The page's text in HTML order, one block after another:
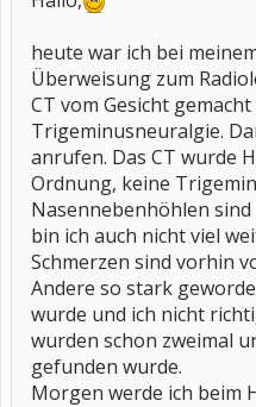
heute war ich bei
Überweisung zum
CT vom Gesicht
Trigeminusneuralgie.
anrufen. Das CT wurde
Ordnung, keine
Nasennebenhöhlen
bin ich auch nicht viel
Schmerzen sind vorhin
Andere so stark
wurde und ich nicht
wurden schon zweimal
gefunden wurde.
Morgen werde ich beim